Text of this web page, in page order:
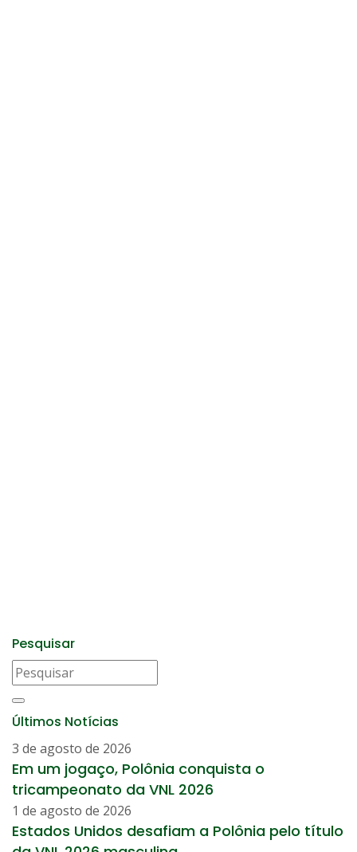
Pesquisar
Últimos Notícias
3 de agosto de 2026
Em um jogaço, Polônia conquista o
tricampeonato da VNL 2026
1 de agosto de 2026
Estados Unidos desafiam a Polônia pelo título